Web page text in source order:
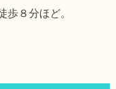
８分ほど。